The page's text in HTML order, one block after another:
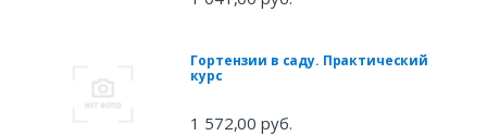
Гортензии в саду. Практический
курс
1 572,00 руб.